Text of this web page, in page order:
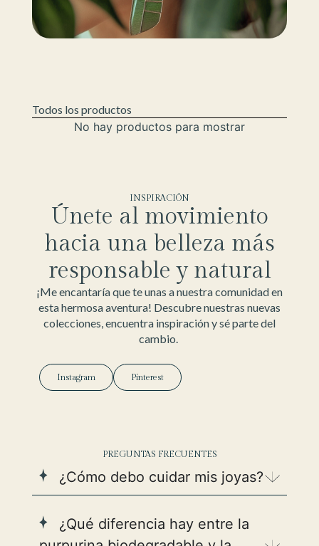
Todos los productos
No hay productos para mostrar
INSPIRACIÓN
Únete al movimiento
hacia una belleza más
responsable y natural
¡Me encantaría que te unas a nuestra comunidad en
esta hermosa aventura! Descubre nuestras nuevas
colecciones, encuentra inspiración y sé parte del
cambio.
Instagram Pinterest
PREGUNTAS FRECUENTES
¿Cómo debo cuidar mis joyas?
¿Qué diferencia hay entre la